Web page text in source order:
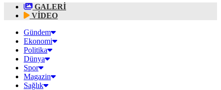
GALERİ
VİDEO
Gündem
Ekonomi
Politika
Dünya
Spor
Magazin
Sağlık